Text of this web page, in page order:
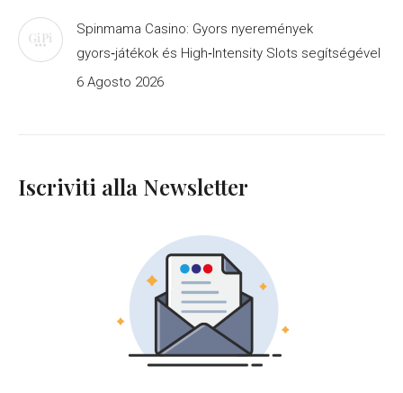
Spinmama Casino: Gyors nyeremények
gyors‑játékok és High‑Intensity Slots segítségével
6 Agosto 2026
Iscriviti alla Newsletter